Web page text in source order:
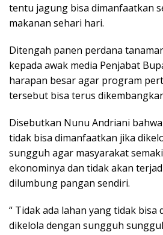
tentu jagung bisa dimanfaatkan
makanan sehari hari.
Ditengah panen perdana
kepada awak media Penjabat
harapan besar agar program
tersebut bisa terus
Disebutkan Nunu Andriani
tidak bisa dimanfaatkan jika
sungguh agar masyarakat
ekonominya dan tidak akan
dilumbung pangan sendiri.
“ Tidak ada lahan yang tidak bisa
dikelola dengan sungguh